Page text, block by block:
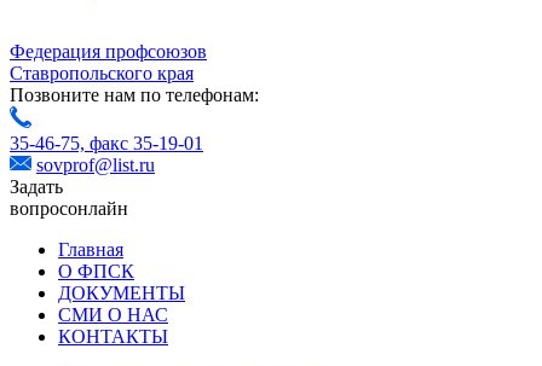
Федерация профсоюзов
Ставропольского края
Позвоните нам по телефонам:
35-46-75, факс 35-19-01
sovprof@list.ru
Задать
вопросонлайн
Главная
О ФПСК
ДОКУМЕНТЫ
СМИ О НАС
КОНТАКТЫ